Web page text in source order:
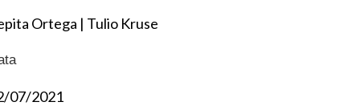
Ortega | Tulio Kruse
07/2021